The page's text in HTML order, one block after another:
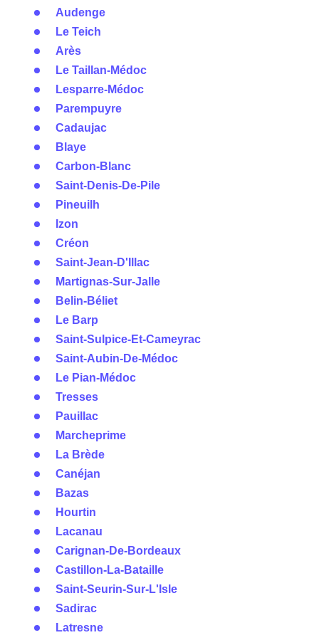
Audenge
Le Teich
Arès
Le Taillan-Médoc
Lesparre-Médoc
Parempuyre
Cadaujac
Blaye
Carbon-Blanc
Saint-Denis-De-Pile
Pineuilh
Izon
Créon
Saint-Jean-D'Illac
Martignas-Sur-Jalle
Belin-Béliet
Le Barp
Saint-Sulpice-Et-Cameyrac
Saint-Aubin-De-Médoc
Le Pian-Médoc
Tresses
Pauillac
Marcheprime
La Brède
Canéjan
Bazas
Hourtin
Lacanau
Carignan-De-Bordeaux
Castillon-La-Bataille
Saint-Seurin-Sur-L'Isle
Sadirac
Latresne